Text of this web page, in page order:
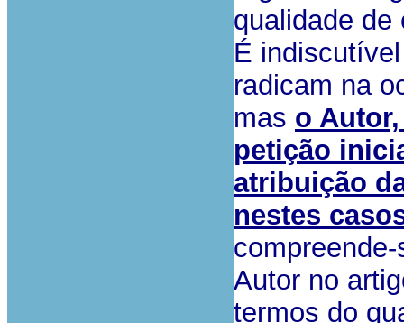
qualidade de
É
radicam na
mas o
petição
atribuição
nestes
Autor no
termos do